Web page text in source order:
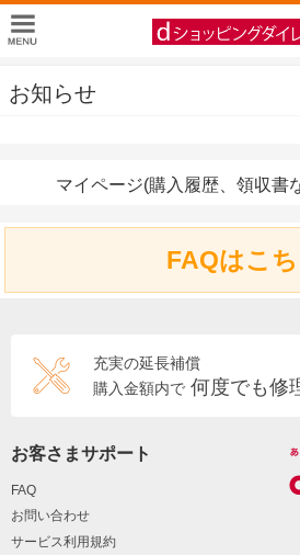
お知らせ
マイページ(購入履歴、領収書
FAQはこ
充実の延長補償
購入金額内で 何度でも修
お客さまサポート
FAQ
お問い合わせ
サービス利用規約